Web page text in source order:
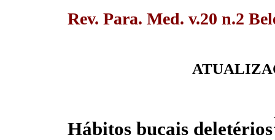
Rev. Para. Med. v.20 n.2
Hábitos bucais deletérios